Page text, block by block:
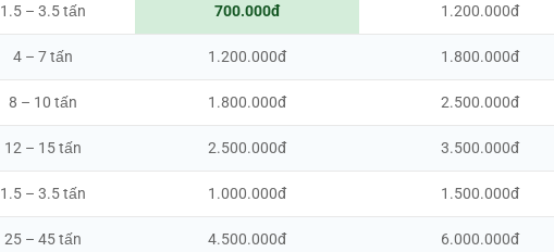
1.5 – 3.5 tấn 700.000đ 1.200.000đ
4 – 7 tấn 1.200.000đ 1.800.000đ
8 – 10 tấn 1.800.000đ 2.500.000đ
12 – 15 tấn 2.500.000đ 3.500.000đ
1.5 – 3.5 tấn 1.000.000đ 1.500.000đ
25 – 45 tấn 4.500.000đ 6.000.000đ